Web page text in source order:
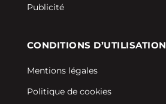
Publicité
CONDITIONS D’UTILISATION
Mentions légales
Politique de cookies